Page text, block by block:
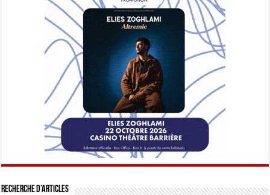
Recherche d’articles